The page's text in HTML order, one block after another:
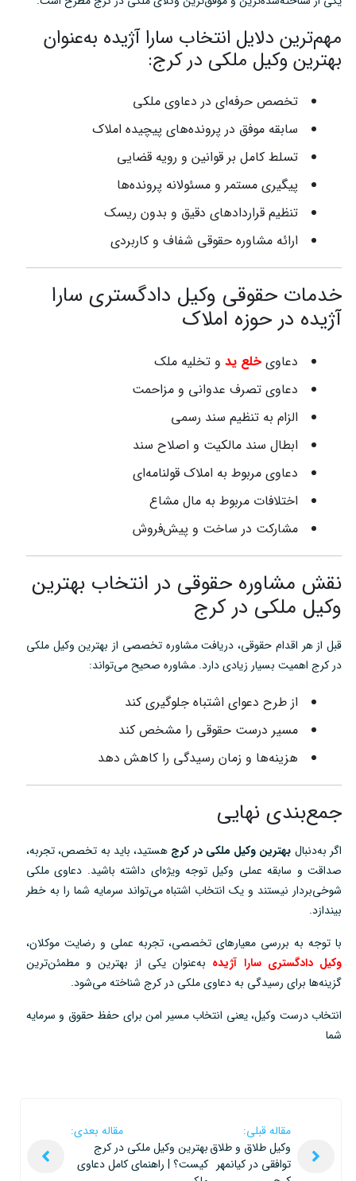
مهم‌ترین دلایل انتخاب سارا آژیده به‌عنوان
بهترین وکیل ملکی در کرج:
تخصص حرفه‌ای در دعاوی ملکی
سابقه موفق در پرونده‌های پیچیده املاک
تسلط کامل بر قوانین و رویه قضایی
پیگیری مستمر و مسئولانه پرونده‌ها
تنظیم قراردادهای دقیق و بدون ریسک
ارائه مشاوره حقوقی شفاف و کاربردی
خدمات حقوقی وکیل دادگستری سارا
آژیده در حوزه املاک
دعاوی خلع ید و تخلیه ملک
دعاوی تصرف عدوانی و مزاحمت
الزام به تنظیم سند رسمی
ابطال سند مالکیت و اصلاح سند
دعاوی مربوط به املاک قولنامه‌ای
اختلافات مربوط به مال مشاع
مشارکت در ساخت و پیش‌فروش
نقش مشاوره حقوقی در انتخاب بهترین
وکیل ملکی در کرج
قبل از هر اقدام حقوقی، دریافت مشاوره تخصصی از بهترین وکیل ملکی
در کرج اهمیت بسیار زیادی دارد. مشاوره صحیح می‌تواند:
از طرح دعوای اشتباه جلوگیری کند
مسیر درست حقوقی را مشخص کند
هزینه‌ها و زمان رسیدگی را کاهش دهد
جمع‌بندی نهایی
اگر به‌دنبال بهترین وکیل ملکی در کرج هستید، باید به تخصص، تجربه،
صداقت و سابقه عملی وکیل توجه ویژه‌ای داشته باشید. دعاوی ملکی
شوخی‌بردار نیستند و یک انتخاب اشتباه می‌تواند سرمایه شما را به خطر
بیندازد.
با توجه به بررسی معیارهای تخصصی، تجربه عملی و رضایت موکلان،
وکیل دادگستری سارا آژیده به‌عنوان یکی از بهترین و مطمئن‌ترین
گزینه‌ها برای رسیدگی به دعاوی ملکی در کرج شناخته می‌شود.
انتخاب درست وکیل، یعنی انتخاب مسیر امن برای حفظ حقوق و سرمایه
شما
مقاله قبلی:
وکیل طلاق و طلاق
توافقی در کیانمهر
مقاله بعدی:
بهترین وکیل ملکی در کرج
کیست؟ | راهنمای کامل دعاوی